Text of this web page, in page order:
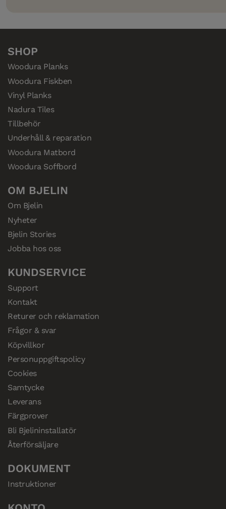
SHOP
Woodura Planks
Woodura Fiskben
Vinyl Planks
Nadura Tiles
Tillbehör
Underhåll & reparation
Woodura Matbord
Woodura Soffbord
OM BJELIN
Om Bjelin
Nyheter
Bjelin Stories
Jobba hos oss
KUNDSERVICE
Support
Kontakt
Returer och reklamation
Frågor & svar
Köpvillkor
Personuppgiftspolicy
Cookies
Samtycke
Leverans
Färgprover
Bli Bjelininstallatör
Återförsäljare
DOKUMENT
Instruktioner